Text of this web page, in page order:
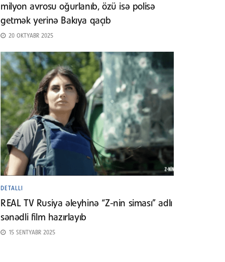
milyon avrosu oğurlanıb, özü isə polisə
getmək yerinə Bakıya qaçıb
20 OKTYABR 2025
DETALLI
REAL TV Rusiya əleyhinə “Z-nin siması” adlı
sənədli film hazırlayıb
15 SENTYABR 2025